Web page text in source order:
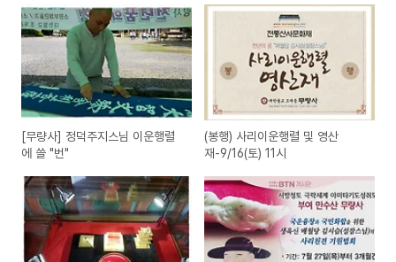
[무량사] 정덕주지스님 이운행렬
에 쓸 "번"
(봉행) 사리이운행렬 및 영산
재-9/16(토) 11시